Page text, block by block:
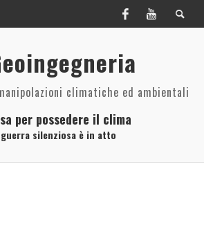
climatiche ed ambientali
per possedere il clima
guerra silenziosa è in atto